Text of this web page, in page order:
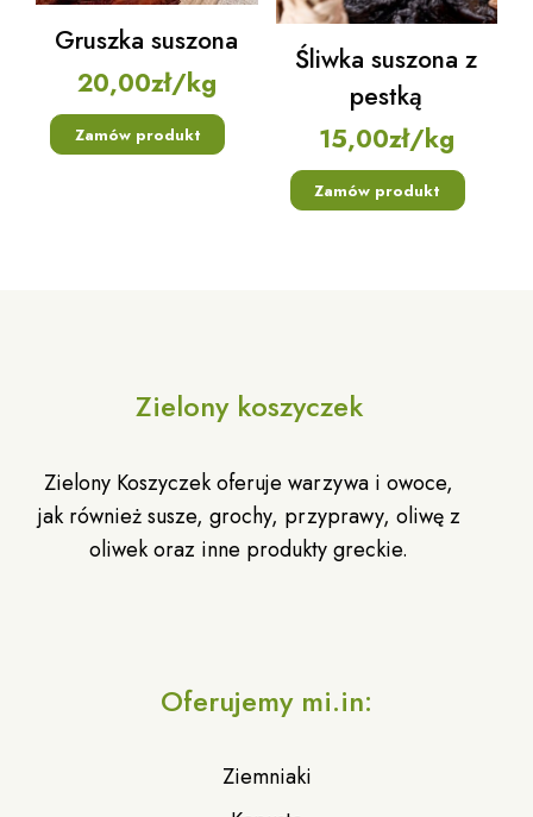
Gruszka suszona
20,00zł/kg
Zamów produkt
Śliwka suszona z
pestką
15,00zł/kg
Zamów produkt
Zielony koszyczek
Zielony Koszyczek oferuje warzywa i owoce,
jak również susze, grochy, przyprawy, oliwę z
oliwek oraz inne produkty greckie.
Oferujemy mi.in:
Ziemniaki